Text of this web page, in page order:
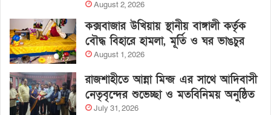
August 2, 2026
কক্সবাজার উখিয়ায় স্থানীয় বাঙ্গালী কর্তৃক
বৌদ্ধ বিহারে হামলা, মূর্তি ও ঘর ভাঙচুর
August 1, 2026
রাজশাহীতে আন্না মিন্জ এর সাথে আদিবাসী
নেতৃবৃন্দের শুভেচ্ছা ও মতবিনিময় অনুষ্ঠিত
July 31, 2026